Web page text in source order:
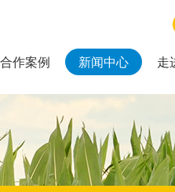
合作案例 新闻中心 走